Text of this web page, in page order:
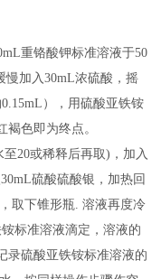
重铬酸钾标准溶液于50
慢加入30mL浓硫酸，摇
），用硫酸亚铁铵
色即为终点。
20或稀释后再取)，加入
硫酸硫酸银，加热回
取下锥形瓶. 溶液再度冷
标准溶液滴定，溶液的
录硫酸亚铁铵标准溶液的